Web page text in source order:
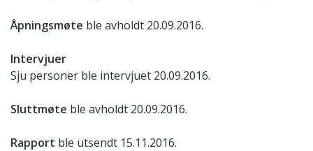
Åpningsmøte ble avholdt 20.09.2016.
Intervjuer
Sju personer ble intervjuet 20.09.2016.
Sluttmøte ble avholdt 20.09.2016.
Rapport ble utsendt 15.11.2016.